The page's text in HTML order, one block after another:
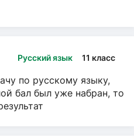
Русский язык 11 класс
по русскому языку,
бал был уже набран, то